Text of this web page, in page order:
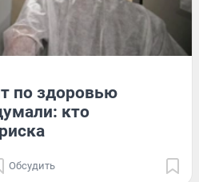
по здоровью
кто
Обсудить